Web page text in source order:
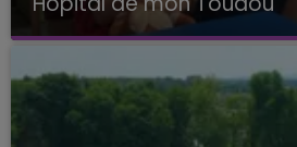
Hôpital de mon Toudou